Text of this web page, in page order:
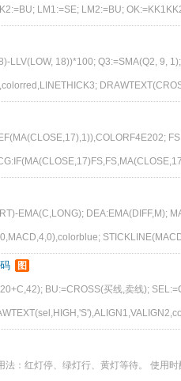
LM1:=SE; LM2:=BU;
LLV(LOW, 18))*100; Q3:=SMA(Q2, 9,
EMA(C,LONG); DEA:EMA(DIFF,M);
图
BU:=CROSS(买线,卖线);
：红灯停、绿灯行、黄灯等待。 使用